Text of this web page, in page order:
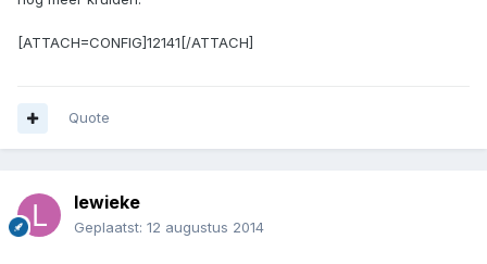
[ATTACH=CONFIG]12141[/ATTACH]
Quote
lewieke
Geplaatst: 12 augustus 2014